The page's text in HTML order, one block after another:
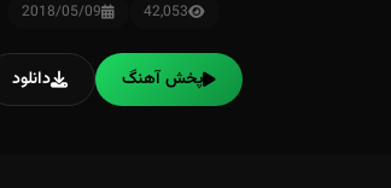
42,053
2018/05/09
پخش آهنگ دانلود